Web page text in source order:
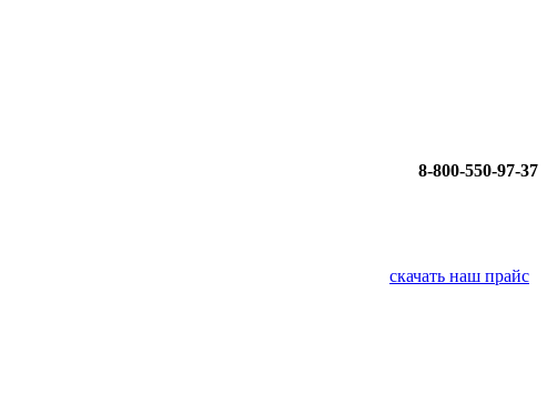
8-800-550-97-37
скачать наш прайс